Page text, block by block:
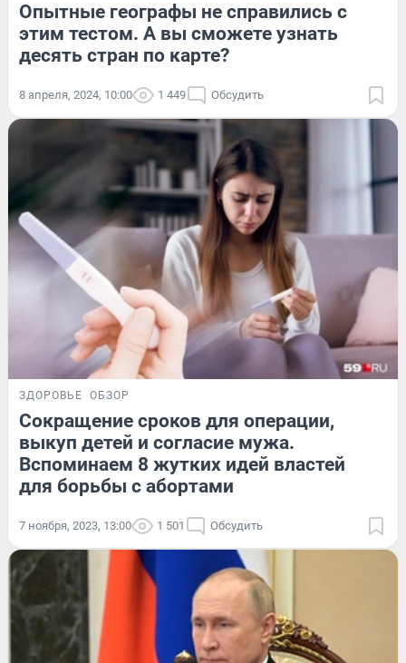
Опытные географы не справились с
этим тестом. А вы сможете узнать
десять стран по карте?
8 апреля, 2024, 10:00 1 449 Обсудить
ЗДОРОВЬЕ ОБЗОР
Сокращение сроков для операции,
выкуп детей и согласие мужа.
Вспоминаем 8 жутких идей властей
для борьбы с абортами
7 ноября, 2023, 13:00 1 501 Обсудить